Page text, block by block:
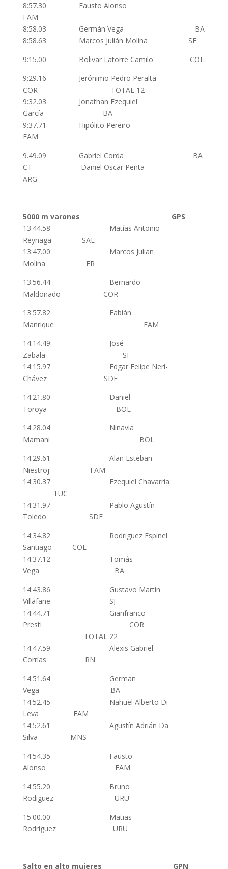
8:57.30 Fausto Alonso
FAM
8:58.03 Germán Vega BA
8:58.63 Marcos Julián Molina SF
9:15.00 Bolivar Latorre Camilo COL
9:29.16 Jerónimo Pedro Peralta
COR TOTAL 12
9:32.03 Jonathan Ezequiel
García BA
9:37.71 Hipólito Pereiro
FAM
9.49.09 Gabriel Corda BA
CT Daniel Oscar Penta
ARG
5000 m varones
GPS
13:44.58 Matías Antonio
Reynaga SAL
13:47.00 Marcos Julian
Molina ER
13.56.44 Bernardo
Maldonado COR
13:57.82 Fabián
Manrique FAM
14:14.49 José
Zabala SF
14:15.97 Edgar Felipe Neri-
Chávez SDE
14:21.80 Daniel
Toroya BOL
14:28.04 Ninavia
Mamani BOL
14:29.61 Alan Esteban
Niestroj FAM
14:30.37 Ezequiel Chavarría
TUC
14:31.97 Pablo Agustín
Toledo SDE
14:34.82 Rodriguez Espinel
Santiago COL
14:37.12 Tomás
Vega BA
14:43.86 Gustavo Martín
Villafañe SJ
14:44.71 Gianfranco
Presti COR
TOTAL 22
14:47.59 Alexis Gabriel
Corrías RN
14.51.64 German
Vega BA
14:52.45 Nahuel Alberto Di
Leva FAM
14:52.61 Agustín Adrián Da
Silva MNS
14:54.35 Fausto
Alonso FAM
14:55.20 Bruno
Rodiguez URU
15:00.00 Matias
Rodriguez URU
Salto en alto mujeres GPN